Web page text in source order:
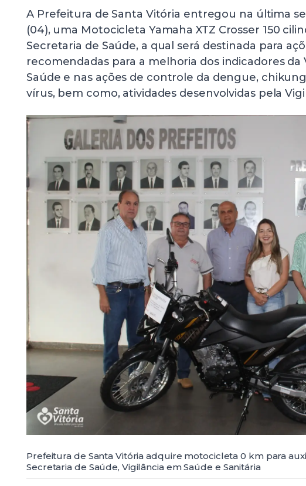
A Prefeitura de Santa Vitória entregou na última
(04), uma Motocicleta Yamaha XTZ Crosser 150
Secretaria de Saúde, a qual será destinada para
recomendadas para a melhoria dos indicadores da
Saúde e nas ações de controle da dengue,
vírus, bem como, atividades desenvolvidas pela
Prefeitura de Santa Vitória adquire motocicleta 0 km para
Secretaria de Saúde, Vigilância em Saúde e Sanitária